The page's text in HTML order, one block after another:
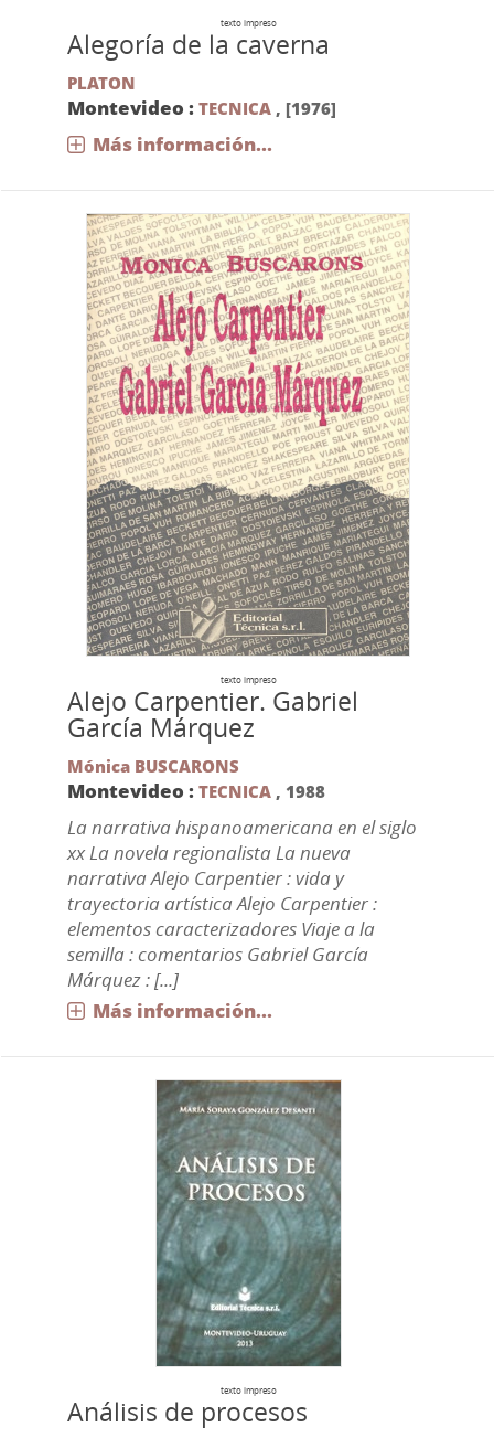
texto impreso
Alegoría de la caverna
PLATON
Montevideo : TECNICA, [1976]
Más información...
texto impreso
Alejo Carpentier. Gabriel
García Márquez
Mónica BUSCARONS
Montevideo : TECNICA, 1988
La narrativa hispanoamericana en el siglo
xx La novela regionalista La nueva
narrativa Alejo Carpentier : vida y
trayectoria artística Alejo Carpentier :
elementos caracterizadores Viaje a la
semilla : comentarios Gabriel García
Márquez : [...]
Más información...
texto impreso
Análisis de procesos